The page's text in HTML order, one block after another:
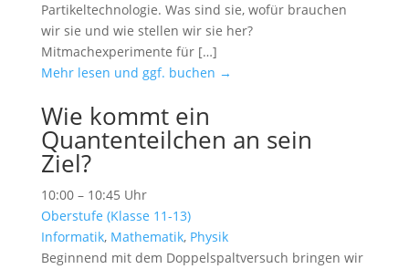
Partikeltechnologie. Was sind sie, wofür brauchen
wir sie und wie stellen wir sie her?
Mitmachexperimente für […]
Mehr lesen und ggf. buchen →
Wie kommt ein
Quantenteilchen an sein
Ziel?
10:00 – 10:45 Uhr
Oberstufe (Klasse 11-13)
Informatik, Mathematik, Physik
Beginnend mit dem Doppelspaltversuch bringen wir